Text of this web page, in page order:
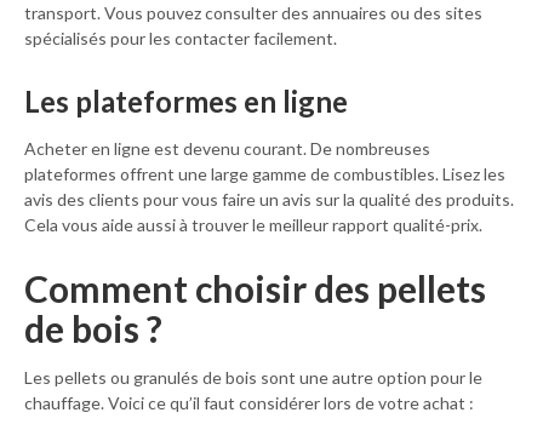
transport. Vous pouvez consulter des annuaires ou des sites
spécialisés pour les contacter facilement.
Les plateformes en ligne
Acheter en ligne est devenu courant. De nombreuses
plateformes offrent une large gamme de combustibles. Lisez les
avis des clients pour vous faire un avis sur la qualité des produits.
Cela vous aide aussi à trouver le meilleur rapport qualité-prix.
Comment choisir des pellets
de bois ?
Les pellets ou granulés de bois sont une autre option pour le
chauffage. Voici ce qu’il faut considérer lors de votre achat :